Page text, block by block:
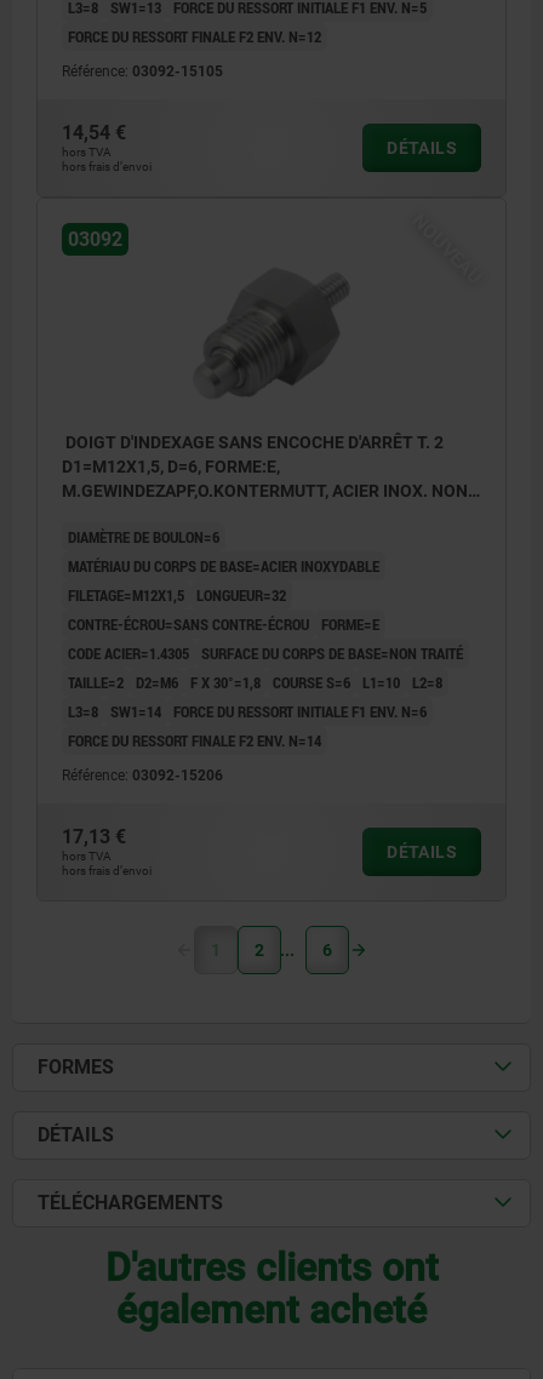
L3=8 SW1=13
FORCE DU RESSORT INITIALE F1 ENV. N=5
FORCE DU RESSORT FINALE F2 ENV. N=12
Référence: 03092-15105
14,54 €
hors TVA
hors frais d’envoi
DÉTAILS
03092
DOIGT D'INDEXAGE SANS ENCOCHE D'ARRÊT T. 2
D1=M12X1,5, D=6, FORME:E,
M.GEWINDEZAPF,O.KONTERMUTT, ACIER INOX. NON
DIAMÈTRE DE BOULON=6
MATÉRIAU DU CORPS DE BASE=ACIER INOXYDABLE
FILETAGE=M12X1,5
LONGUEUR=32
CONTRE-ÉCROU=SANS CONTRE-ÉCROU
FORME=E
CODE ACIER=1.4305
SURFACE DU CORPS DE BASE=NON TRAITÉ
TAILLE=2
D2=M6 F X 30°=1,8 COURSE S=6 L1=10
L2=8
L3=8
SW1=14
FORCE DU RESSORT INITIALE F1 ENV. N=6
FORCE DU RESSORT FINALE F2 ENV. N=14
Référence: 03092-15206
17,13 €
hors TVA
hors frais d’envoi
DÉTAILS
1 2 6
FORMES
DÉTAILS
TÉLÉCHARGEMENTS
D'autres clients ont
également acheté